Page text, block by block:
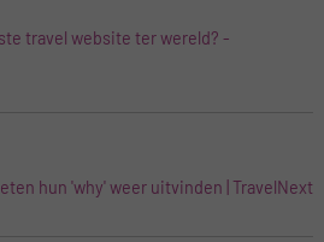
travel website ter wereld? -
hun 'why' weer uitvinden | TravelNext